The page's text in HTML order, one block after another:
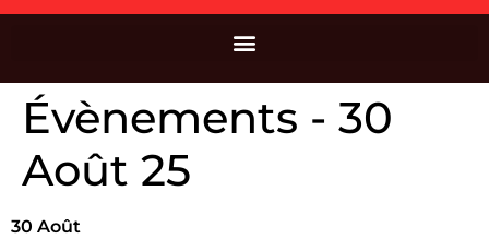
Évènements - 30
Août 25
30 Août